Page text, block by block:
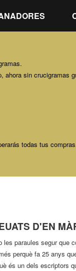
ahora sin crucigramas
todas tus
D'EN
les paraules segur que
perquè fa 25 anys
és un dels escriptors